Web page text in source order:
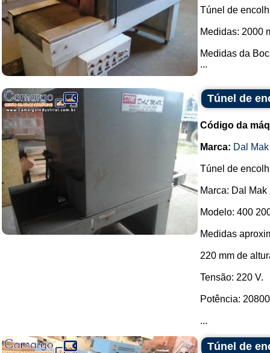
Túnel de
Medidas: 2000
Medidas da
...
Túnel de
Código da
Marca: Dal Mak
Túnel de
Marca: Dal Mak
Modelo: 400
Medidas
220 mm de
Tensão: 220 V.
Potência:
...
Túnel de